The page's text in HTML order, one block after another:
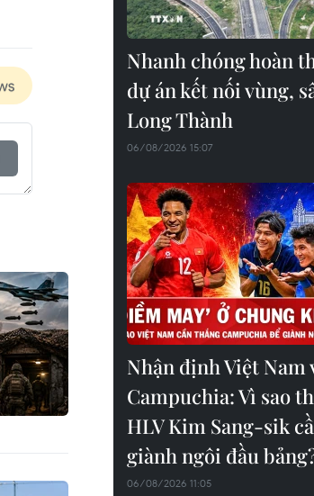
Nhanh chóng hoàn
dự án kết nối vùng,
Long Thành
06/08/2026 15:07
Nhận định Việt Nam
Campuchia: Vì sao
HLV Kim Sang-sik
giành ngôi đầu
06/08/2026 11:05